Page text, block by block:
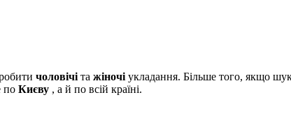
чоловічі та жіночі укладання. Більше того, якщо
по Києву , а й по всій країні.